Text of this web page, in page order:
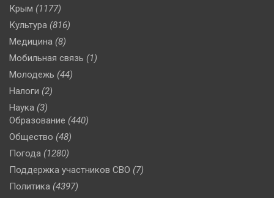
Крым (1177)
Культура (816)
Медицина (8)
Мобильная связь (1)
Молодежь (44)
Налоги (2)
Наука (3)
Образование (440)
Общество (48)
Погода (1280)
Поддержка участников СВО (7)
Политика (4397)